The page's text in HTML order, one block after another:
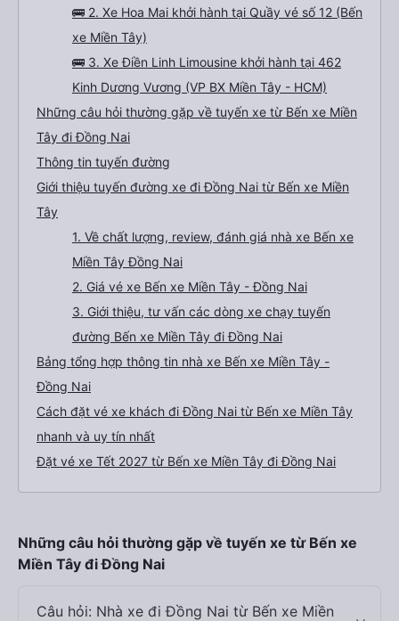
🚌 2. Xe Hoa Mai khởi hành tại Quầy vé số 12 (Bến
xe Miền Tây)
🚌 3. Xe Điền Linh Limousine khởi hành tại 462
Kinh Dương Vương (VP BX Miền Tây - HCM)
Những câu hỏi thường gặp về tuyến xe từ Bến xe Miền
Tây đi Đồng Nai
Thông tin tuyến đường
Giới thiệu tuyến đường xe đi Đồng Nai từ Bến xe Miền
Tây
1. Về chất lượng, review, đánh giá nhà xe Bến xe
Miền Tây Đồng Nai
2. Giá vé xe Bến xe Miền Tây - Đồng Nai
3. Giới thiệu, tư vấn các dòng xe chạy tuyến
đường Bến xe Miền Tây đi Đồng Nai
Bảng tổng hợp thông tin nhà xe Bến xe Miền Tây -
Đồng Nai
Cách đặt vé xe khách đi Đồng Nai từ Bến xe Miền Tây
nhanh và uy tín nhất
Đặt vé xe Tết 2027 từ Bến xe Miền Tây đi Đồng Nai
Những câu hỏi thường gặp về tuyến xe từ Bến xe
Miền Tây đi Đồng Nai
Câu hỏi: Nhà xe đi Đồng Nai từ Bến xe Miền